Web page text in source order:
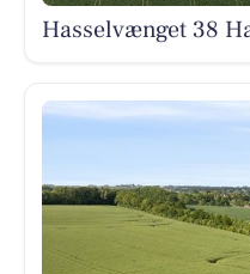
Hasselvænget 38